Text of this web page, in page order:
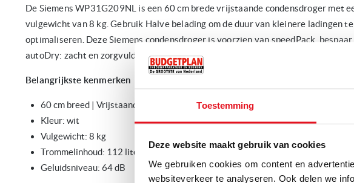
Toestemming
Deze website maakt gebruik van cookies
We gebruiken cookies om content en
websiteverkeer te analyseren. Ook delen we
De Siemens WP31G209NL is een 60 cm brede vrijstaande condensdroger met
vulgewicht van 8 kg. Gebruik Halve belading om de duur van kleinere ladingen te
optimaliseren. Deze Siemens condensdroger is voorzien van speedPack,
autoDry: zacht en zorgvuldig drogen om je kleding te beschermen.
Belangrijkste kenmerken
60 cm breed | Vrijstaand
Kleur: wit
Vulgewicht: 8 kg
Trommelinhoud: 112 liter
Geluidsniveau: 64 dB